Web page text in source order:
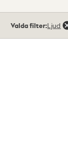
träffar
Valda filter:Ljud